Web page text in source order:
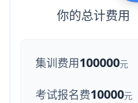
你的总计费用
集训费用100000元
考试报名费10000元